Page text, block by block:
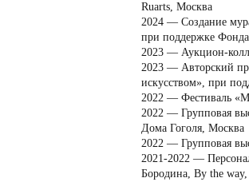
Ruarts, Москва
2024 — Создание
при поддержке
2023 — Аукцион-
2023 — Авторский
искусством», при
2022 — Фестиваль
2022 — Групповая
Дома Гоголя, Москва
2022 — Групповая
2021-2022 —
Бородина, By the